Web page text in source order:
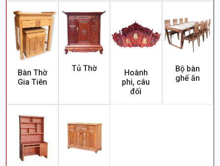
Bàn Thờ
Gia Tiên
Tủ Thờ
Hoành
phi, câu
đối
Bộ bàn
ghế ăn